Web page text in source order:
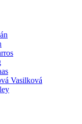
Vasilková